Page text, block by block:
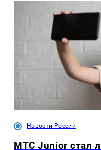
Новости России
МТС Junior стал